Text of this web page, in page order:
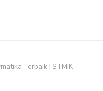
Terbaik | STMIK